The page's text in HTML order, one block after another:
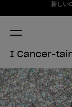
お得情報
新しい
Item 1
I Cancer-